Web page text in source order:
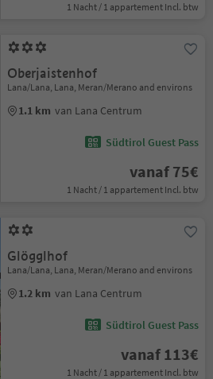
1 Nacht / 1 appartement Incl. btw
Oberjaistenhof
Lana/Lana, Lana, Meran/Merano and environs
1.1 km van Lana Centrum
Südtirol Guest Pass
vanaf 75€
1 Nacht / 1 appartement Incl. btw
Glögglhof
Lana/Lana, Lana, Meran/Merano and environs
1.2 km van Lana Centrum
Südtirol Guest Pass
vanaf 113€
1 Nacht / 1 appartement Incl. btw